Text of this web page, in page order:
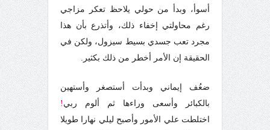
أسوأ، وبدأ من حولي يلاحظ تعكر مزاجي
رغم محاولتي إخفاء ذلك، وأتذرع بأن هذا
مجرد تعب جسدي بسيط سيزول، ولكن في
الحقيقة إن الأمر أخطر من ذلك بكثير.
ضعُف إيماني وبدأت أستصغر وأستهين
بالكبائر وأسعى وراءها ثم ألوم ربي !
اختلطت علي الأمور وأصبح ليلي نهارا طويلا